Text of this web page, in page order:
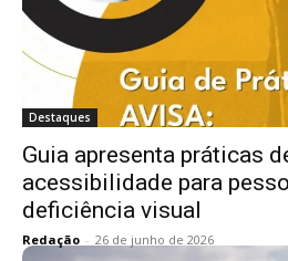
Destaques
Guia apresenta práticas
acessibilidade para
deficiência visual
Redação - 26 de junho de 2026